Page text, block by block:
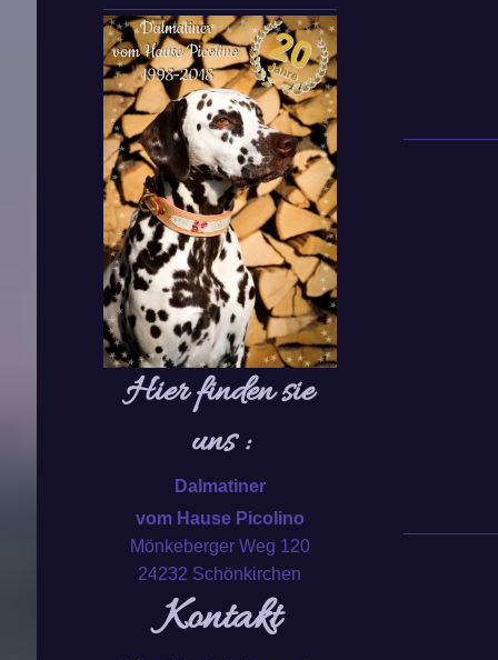
Hier finden sie
uns :
Dalmatiner
vom Hause Picolino
Mönkeberger Weg 120
24232 Schönkirchen
Kontakt